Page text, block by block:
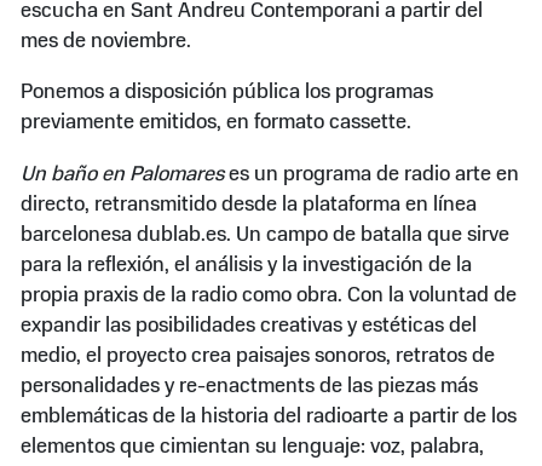
escucha en Sant Andreu Contemporani a partir del
mes de noviembre.
Ponemos a disposición pública los programas
previamente emitidos, en formato cassette.
Un baño en Palomareses un programa de radio arte en
directo, retransmitido desde la plataforma en línea
barcelonesa dublab.es. Un campo de batalla que sirve
para la reflexión, el análisis y la investigación de la
propia praxis de la radio como obra. Con la voluntad de
expandir las posibilidades creativas y estéticas del
medio, el proyecto crea paisajes sonoros, retratos de
personalidades y re-enactments de las piezas más
emblemáticas de la historia del radioarte a partir de los
elementos que cimientan su lenguaje: voz, palabra,